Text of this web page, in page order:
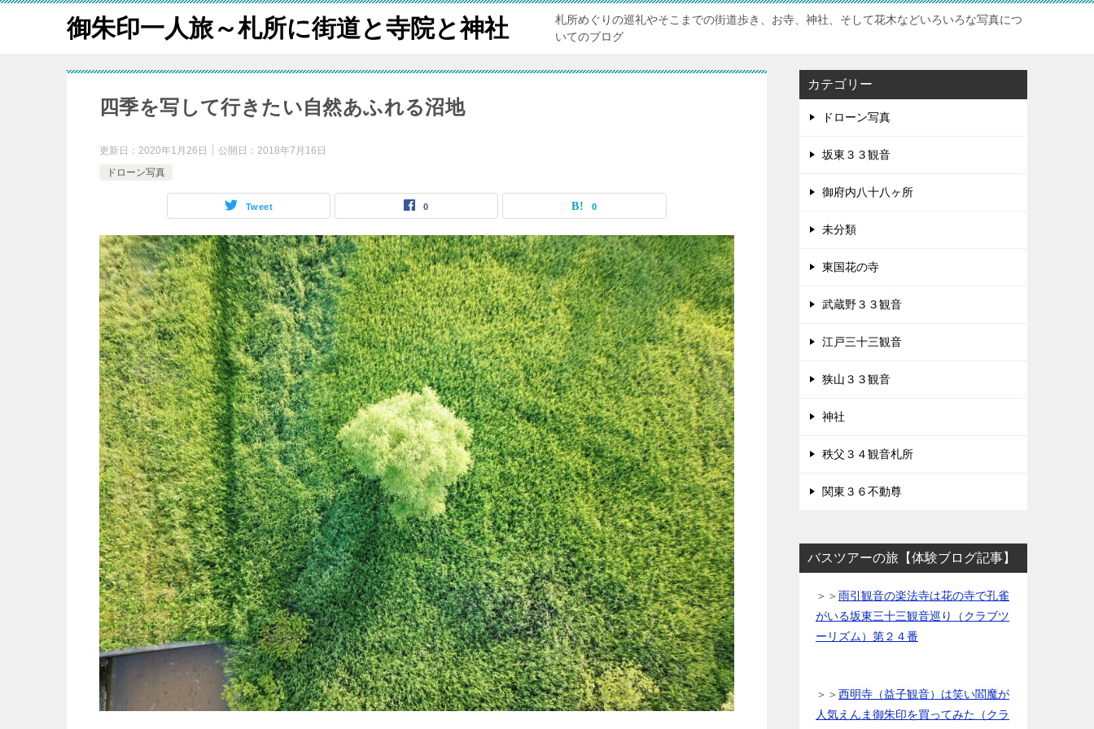
御朱印一人旅～札所に街道と寺院と神社
札所めぐりの巡礼やそこまでの街道歩き、お寺、神社、そして花木などいろいろな写真につ
いてのブログ
四季を写して行きたい自然あふれる沼地
更新日： 2020年1月26日 公開日： 2018年7月16日
ドローン写真
Tweet 0 0
カテゴリー
ドローン写真
坂東３３観音
御府内八十八ヶ所
未分類
東国花の寺
武蔵野３３観音
江戸三十三観音
狭山３３観音
神社
秩父３４観音札所
関東３６不動尊
バスツアーの旅【体験ブログ記事】
＞＞雨引観音の楽法寺は花の寺で孔雀
がいる坂東三十三観音巡り（クラブツ
ーリズム）第２４番
＞＞西明寺（益子観音）は笑い閻魔が
人気えんま御朱印を買ってみた（クラ